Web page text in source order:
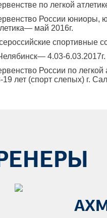
по легкой
России юниоры,
май 2016г.
спортивные
4.03-6.03.2017г.
России по
19 лет (спорт слепых) г.